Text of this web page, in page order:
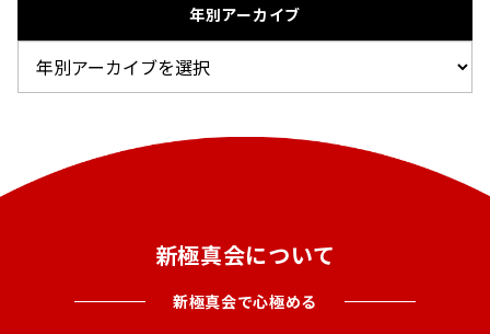
年別アーカイブ
新極真会について
新極真会で心極める